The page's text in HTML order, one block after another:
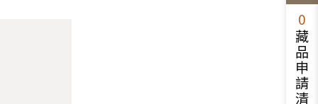
0
藏品申請清單